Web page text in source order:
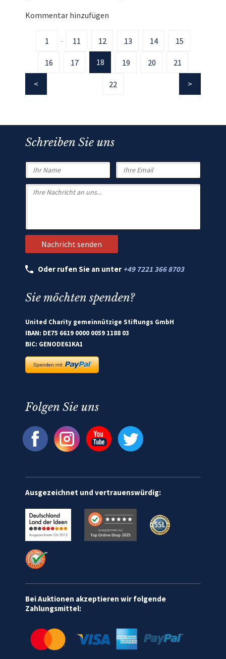
Kommentar hinzufügen
1 ... 11 12 13 14 15
16 17 18 19 20 21
22
Schreiben Sie uns
Oder rufen Sie an unter +49 7221 366 8703
Sie möchten spenden?
United Charity gemeinnützige Stiftungs GmbH
IBAN: DE75 6619 0000 0059 1188 03
BIC: GENODE61KA1
Folgen Sie uns
Ausgezeichnet und vertrauenswürdig:
Bei Auktionen akzeptieren wir folgende
Zahlungsmittel: